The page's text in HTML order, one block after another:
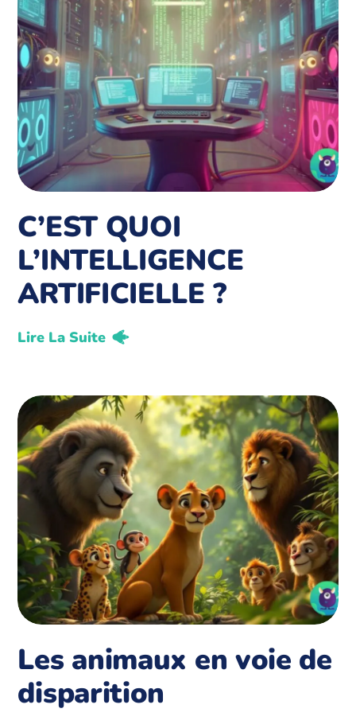
C’EST QUOI
L’INTELLIGENCE
ARTIFICIELLE ?
Lire La Suite
Les animaux en voie de
disparition